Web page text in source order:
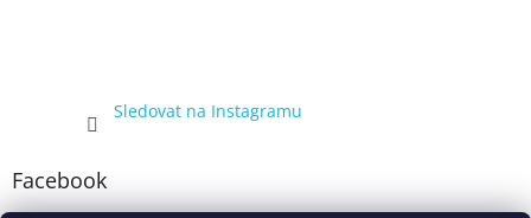
Sledovat na Instagramu
Facebook